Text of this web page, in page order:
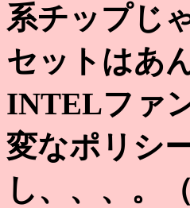
系チップじ
セットはあ
INTELファ
変なポリシ
し、、、。